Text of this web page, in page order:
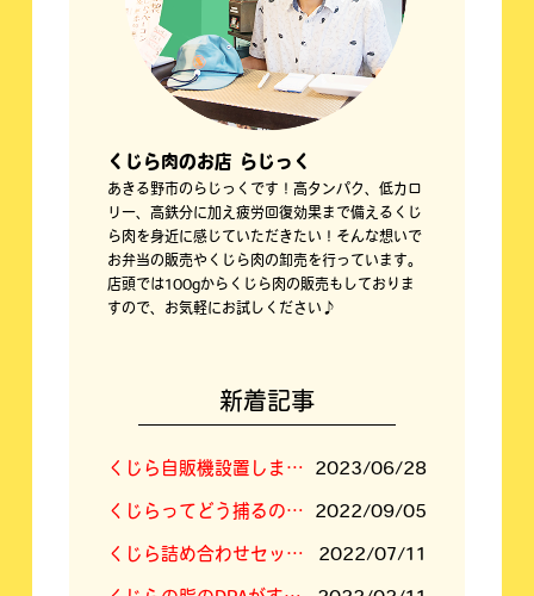
くじら肉のお店 らじっく
あきる野市のらじっくです！高タンパク、低カロ
リー、高鉄分に加え疲労回復効果まで備えるくじ
ら肉を身近に感じていただきたい！そんな想いで
お弁当の販売やくじら肉の卸売を行っています。
店頭では100gからくじら肉の販売もしておりま
すので、お気軽にお試しください♪
新着記事
くじら自販機設置しました！ 2023/06/28
くじらってどう捕るの？答えは「空挺ドラゴンズ」に⁉ 2022/09/05
くじら詰め合わせセットの内容新しくなりました 2022/07/11